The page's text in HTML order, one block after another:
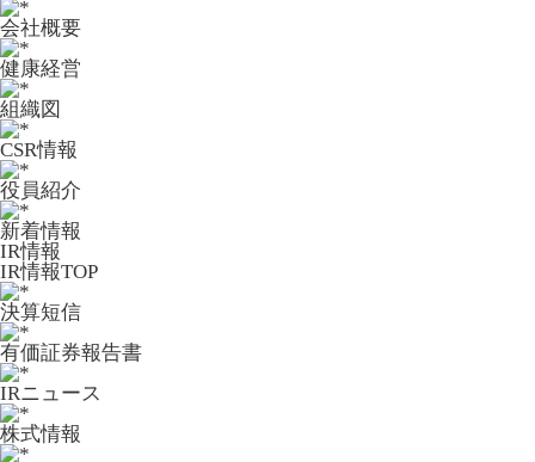
会社概要
健康経営
組織図
CSR情報
役員紹介
新着情報
IR情報
IR情報TOP
決算短信
有価証券報告書
IRニュース
株式情報